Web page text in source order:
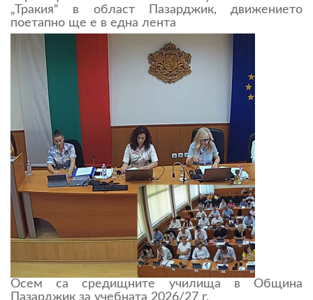
„Тракия“ в област Пазарджик, движението
поетапно ще е в една лента
Осем са средищните училища в Община
Пазарджик за учебната 2026/27 г.